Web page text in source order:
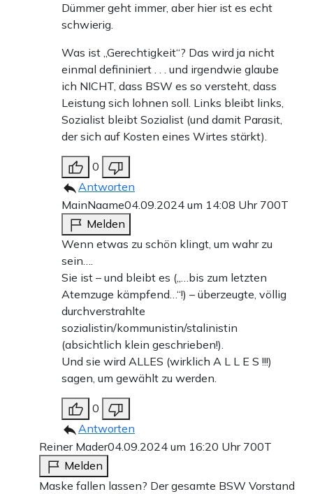
Dümmer geht immer, aber hier ist es echt
schwierig.
Was ist „Gerechtigkeit“? Das wird ja nicht
einmal defininiert . . . und irgendwie glaube
ich NICHT, dass BSW es so versteht, dass
Leistung sich lohnen soll. Links bleibt links,
Sozialist bleibt Sozialist (und damit Parasit,
der sich auf Kosten eines Wirtes stärkt).
0
Antworten
MainNaame04.09.2024 um 14:08 Uhr 700T
Melden
Wenn etwas zu schön klingt, um wahr zu
sein….
Sie ist – und bleibt es („…bis zum letzten
Atemzuge kämpfend…“!) – überzeugte, völlig
durchverstrahlte
sozialistin/kommunistin/stalinistin
(absichtlich klein geschrieben!).
Und sie wird ALLES (wirklich A L L E S !!!)
sagen, um gewählt zu werden.
0
Antworten
Reiner Mader04.09.2024 um 16:20 Uhr 700T
Melden
Maske fallen lassen? Der gesamte BSW Vorstand